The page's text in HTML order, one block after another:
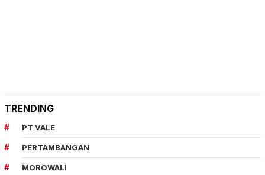
TRENDING
PT VALE
PERTAMBANGAN
MOROWALI